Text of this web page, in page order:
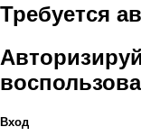
Требуется
Вход